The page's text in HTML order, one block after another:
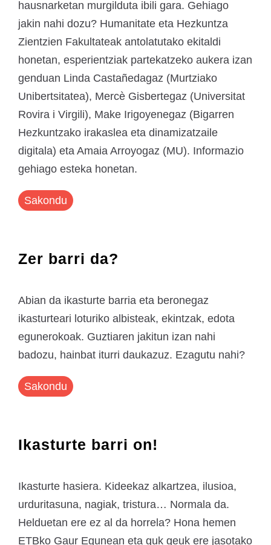
hausnarketan murgilduta ibili gara. Gehiago
jakin nahi dozu? Humanitate eta Hezkuntza
Zientzien Fakultateak antolatutako ekitaldi
honetan, esperientziak partekatzeko aukera izan
genduan Linda Castañedagaz (Murtziako
Unibertsitatea), Mercè Gisbertegaz (Universitat
Rovira i Virgili), Make Irigoyenegaz (Bigarren
Hezkuntzako irakaslea eta dinamizatzaile
digitala) eta Amaia Arroyogaz (MU). Informazio
gehiago esteka honetan.
Sakondu
Zer barri da?
Abian da ikasturte barria eta beronegaz
ikasturteari loturiko albisteak, ekintzak, edota
egunerokoak. Guztiaren jakitun izan nahi
badozu, hainbat iturri daukazuz. Ezagutu nahi?
Sakondu
Ikasturte barri on!
Ikasturte hasiera. Kideekaz alkartzea, ilusioa,
urduritasuna, nagiak, tristura… Normala da.
Helduetan ere ez al da horrela? Hona hemen
ETBko Gaur Egunean eta guk geuk ere jasotako